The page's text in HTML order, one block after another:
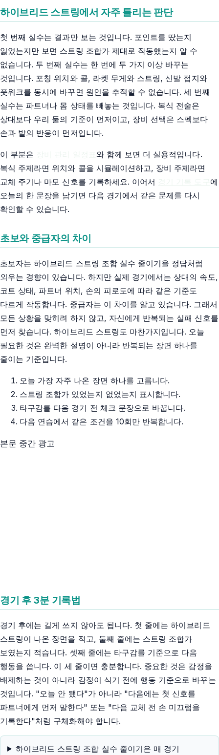
하이브리드 스트링에서 자주 틀리는 판단
첫 번째 실수는 결과만 보는 것입니다. 포인트를 땄는지
잃었는지만 보면 스트링 조합가 제대로 작동했는지 알 수
없습니다. 두 번째 실수는 한 번에 두 가지 이상 바꾸는
것입니다. 포칭 위치와 콜, 라켓 무게와 스트링, 신발 접지와
풋워크를 동시에 바꾸면 원인을 추적할 수 없습니다. 세 번째
실수는 파트너나 몸 상태를 빼놓는 것입니다. 복식 전술은
상대보다 우리 둘의 기준이 먼저이고, 장비 선택은 스펙보다
손과 발의 반응이 먼저입니다.
이 부분은
와 함께 보면 더 실용적입니다.
복식 주제라면 위치와 콜을 시뮬레이션하고, 장비 주제라면
교체 주기나 마모 신호를 기록하세요. 이어서
에
오늘의 한 문장을 남기면 다음 경기에서 같은 문제를 다시
확인할 수 있습니다.
초보와 중급자의 차이
초보자는 하이브리드 스트링 조합 실수 줄이기을 정답처럼
외우는 경향이 있습니다. 하지만 실제 경기에서는 상대의 속도,
코트 상태, 파트너 위치, 손의 피로도에 따라 같은 기준도
다르게 작동합니다. 중급자는 이 차이를 알고 있습니다. 그래서
모든 상황을 맞히려 하지 않고, 자신에게 반복되는 실패 신호를
먼저 찾습니다. 하이브리드 스트링도 마찬가지입니다. 오늘
필요한 것은 완벽한 설명이 아니라 반복되는 장면 하나를
줄이는 기준입니다.
오늘 가장 자주 나온 장면 하나를 고릅니다.
스트링 조합가 있었는지 없었는지 표시합니다.
타구감를 다음 경기 전 체크 문장으로 바꿉니다.
다음 연습에서 같은 조건을 10회만 반복합니다.
본문 중간 광고
경기 후 3분 기록법
경기 후에는 길게 쓰지 않아도 됩니다. 첫 줄에는 하이브리드
스트링이 나온 장면을 적고, 둘째 줄에는 스트링 조합가
보였는지 적습니다. 셋째 줄에는 타구감를 기준으로 다음
행동을 씁니다. 이 세 줄이면 충분합니다. 중요한 것은 감정을
배제하는 것이 아니라 감정이 식기 전에 행동 기준으로 바꾸는
것입니다. "오늘 안 됐다"가 아니라 "다음에는 첫 신호를
파트너에게 먼저 말한다" 또는 "다음 교체 전 손 미끄럼을
기록한다"처럼 구체화해야 합니다.
하이브리드 스트링 조합 실수 줄이기은 매 경기